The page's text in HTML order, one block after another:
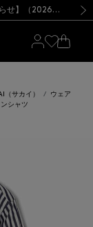
新規登録のお客様も対象！＜MY BARNEYS＞会員のお客様は11,000円（税込）以上のお買上げで常時送料無料！お買い物の際は会員登録を！
(2026.8.7) 【オンラインストア カスタマーセンター夏季休業に関するお知らせ】（2026.8.7）【夏季休業に伴う返品・交換承り一時停止のお知らせ】（2026.8.5）
届けについて
事項 新規登録のお客様も対象！＜MY BARNEYS＞会員のお客様は11,000円（税込）以上のお買上げで常時送料無料！お買い物の際は会員登録を！
(2026.8.7)
（サカイ）
ウェア
シャツ